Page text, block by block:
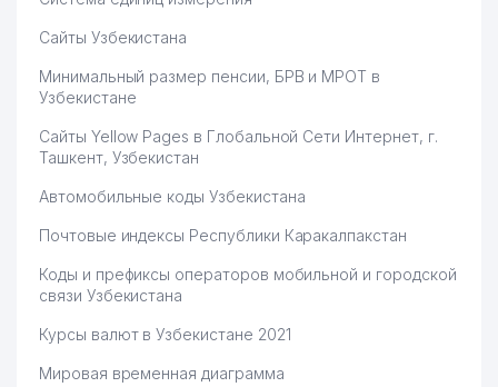
Сайты Узбекистана
Минимальный размер пенсии, БРВ и МРОТ в
Узбекистане
Сайты Yellow Pages в Глобальной Сети Интернет, г.
Ташкент, Узбекистан
Автомобильные коды Узбекистана
Почтовые индексы Республики Каракалпакстан
Коды и префиксы операторов мобильной и городской
связи Узбекистана
Курсы валют в Узбекистане 2021
Мировая временная диаграмма